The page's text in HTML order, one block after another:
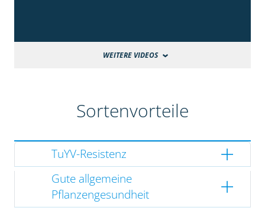
WEITERE VIDEOS
Sortenvorteile
TuYV-Resistenz
Gute allgemeine
Pflanzengesundheit